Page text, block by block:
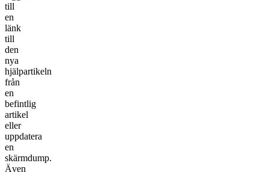
till
en
länk
till
den
nya
hjälpartikeln
från
en
befintlig
artikel
eller
uppdatera
en
skärmdump.
Även